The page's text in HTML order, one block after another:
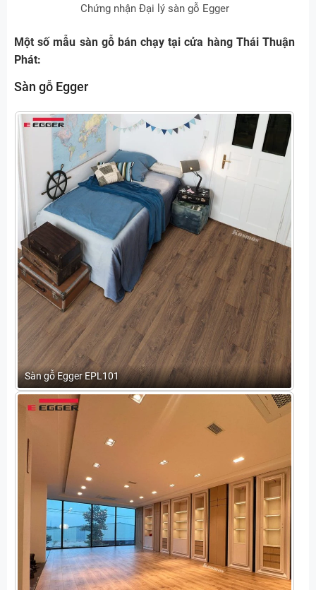
Chứng nhận Đại lý sàn gỗ Egger
Một số mẫu sàn gỗ bán chạy tại cửa hàng Thái Thuận
Phát:
Sàn gỗ Egger
Sàn gỗ Egger EPL101